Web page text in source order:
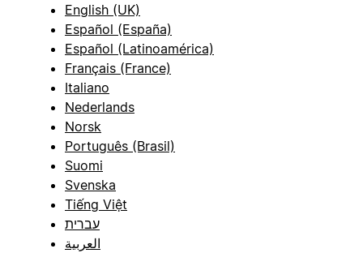
English (UK)
Español (España)
Español (Latinoamérica)
Français (France)
Italiano
Nederlands
Norsk
Português (Brasil)
Suomi
Svenska
Tiếng Việt
עברית
العربية